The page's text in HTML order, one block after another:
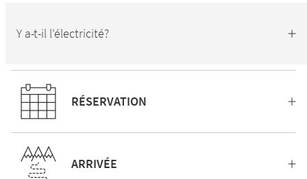
Y a-t-il l’électricité?
RÉSERVATION
ARRIVÉE